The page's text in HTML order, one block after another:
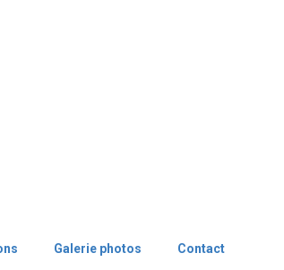
Galerie photos Contact